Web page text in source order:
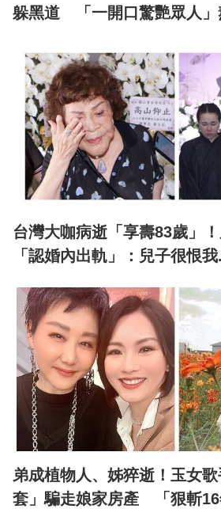
躲黑道 「一開口驚艷眾人」
台灣大咖病逝「享壽83歲」
「認婚內出軌」：兒子很恨
弟成植物人、姊猝逝！玉女
套」騙走娘家房產 「狠斬16